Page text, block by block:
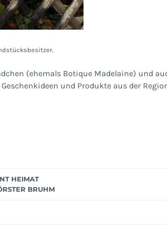
(ehemals Botique Madelaine) und
und Produkte aus der
HEIMAT
BRUHM